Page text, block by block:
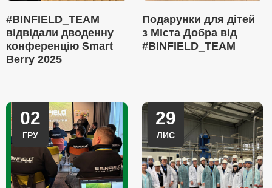
#BINFIELD_TEAM
відвідали дводенну
конференцію Smart
Berry 2025
Подарунки для дітей
з Міста Добра від
#BINFIELD_TEAM
02
ГРУ
29
ЛИС